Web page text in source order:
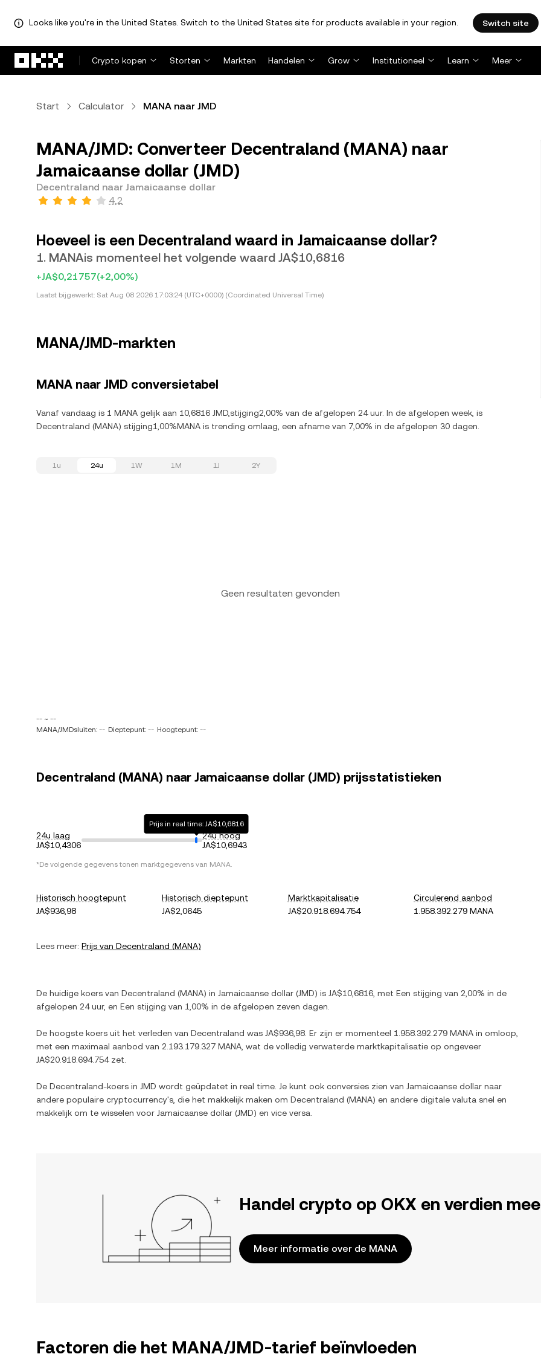
Looks like you're in the United States. Switch to the United States site for products available in your region. Switch site
Crypto kopen
Storten Markten Handelen Grow Institutioneel Learn Meer
Start Calculator MANA naar JMD
MANA/JMD: Converteer Decentraland (MANA) naar
Jamaicaanse dollar (JMD)
Decentraland naar Jamaicaanse dollar
4,2
Hoeveel is een Decentraland waard in Jamaicaanse dollar?
1. MANAis momenteel het volgende waard JA$10,6816
+JA$0,21757(+2,00%)
Laatst bijgewerkt: Sat Aug 08 2026 17:03:24 (UTC+0000) (Coordinated Universal Time)
MANA/JMD-markten
MANA naar JMD conversietabel
Vanaf vandaag is 1 MANA gelijk aan 10,6816 JMD,stijging2,00% van de afgelopen 24 uur. In de afgelopen week, is
Decentraland (MANA) stijging1,00%MANA is trending omlaag, een afname van 7,00% in de afgelopen 30 dagen.
1u 24u 1W 1M 1J 2Y
Geen resultaten gevonden
-- ~ --
MANA/JMDsluiten: -- Dieptepunt: -- Hoogtepunt: --
Decentraland (MANA) naar Jamaicaanse dollar (JMD) prijsstatistieken
24u laag
JA$10,4306
Prijs in real time: JA$10,6816
24u hoog
JA$10,6943
*De volgende gegevens tonen marktgegevens van MANA.
Historisch hoogtepunt
JA$936,98
Historisch dieptepunt
JA$2,0645
Marktkapitalisatie
JA$20.918.694.754
Circulerend aanbod
1.958.392.279 MANA
Lees meer: Prijs van Decentraland (MANA)
De huidige koers van Decentraland (MANA) in Jamaicaanse dollar (JMD) is JA$10,6816 , met Een stijging van 2,00% in de
afgelopen 24 uur, en Een stijging van 1,00% in de afgelopen zeven dagen.
De hoogste koers uit het verleden van Decentraland was JA$936,98 . Er zijn er momenteel 1.958.392.279 MANA in omloop,
met een maximaal aanbod van 2.193.179.327 MANA , wat de volledig verwaterde marktkapitalisatie op ongeveer
JA$20.918.694.754zet.
De Decentraland-koers in JMD wordt geüpdatet in real time. Je kunt ook conversies zien van Jamaicaanse dollar naar
andere populaire cryptocurrency's, die het makkelijk maken om Decentraland (MANA) en andere digitale valuta snel en
makkelijk om te wisselen voor Jamaicaanse dollar (JMD) en vice versa.
Handel crypto op OKX en verdien
Meer informatie over de MANA
Factoren die het MANA/JMD-tarief beïnvloeden